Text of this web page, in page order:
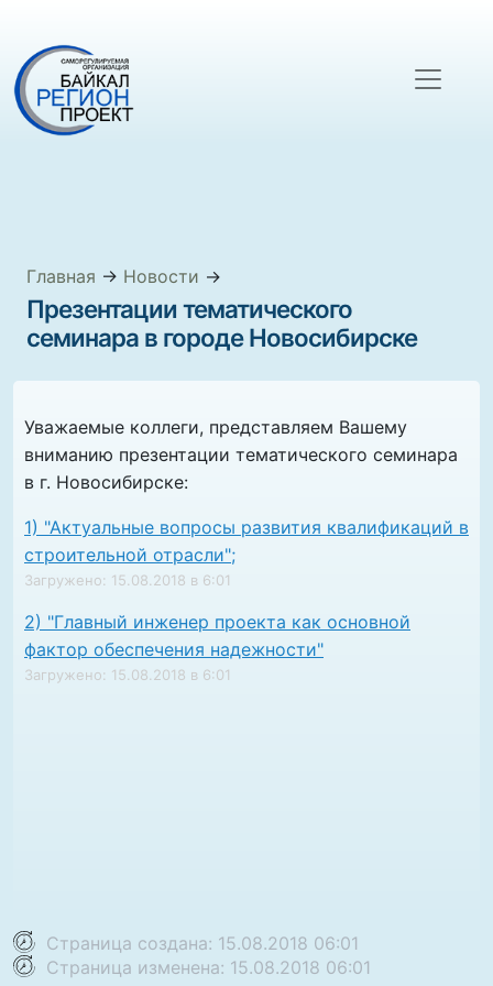
Главная → Новости →
Презентации тематического
семинара в городе Новосибирске
Уважаемые коллеги, представляем Вашему
вниманию презентации тематического семинара
в г. Новосибирске:
1) "Актуальные вопросы развития квалификаций в
строительной отрасли";
Загружено: 15.08.2018 в 6:01
2) "Главный инженер проекта как основной
фактор обеспечения надежности"
Загружено: 15.08.2018 в 6:01
Страница создана: 15.08.2018 06:01
Страница изменена: 15.08.2018 06:01